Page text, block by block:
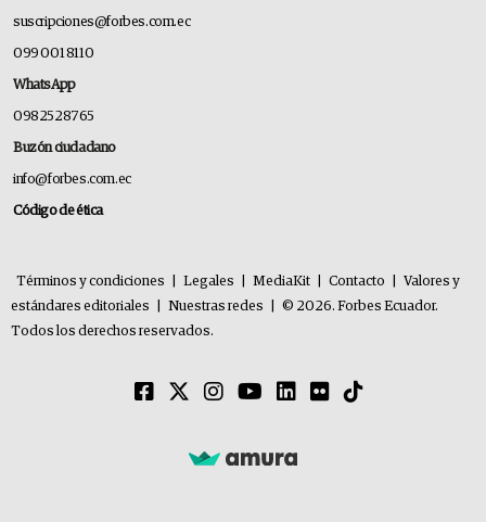
suscripciones@forbes.com.ec
099 001 8110
WhatsApp
0982528765
Buzón ciudadano
info@forbes.com.ec
Código de ética
Términos y condiciones Legales MediaKit Contacto
Valores y
estándares editoriales
Nuestras redes
© 2026. Forbes Ecuador.
Todos los derechos reservados.